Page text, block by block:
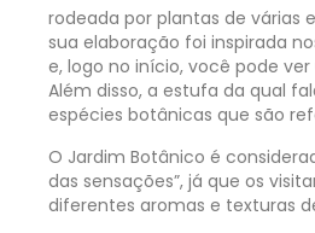
rodeada por plantas de várias
sua elaboração foi inspirada
e, logo no início, você pode
Além disso, a estufa da qual
espécies botânicas que são
O Jardim Botânico é
das sensações”, já que os
diferentes aromas e texturas